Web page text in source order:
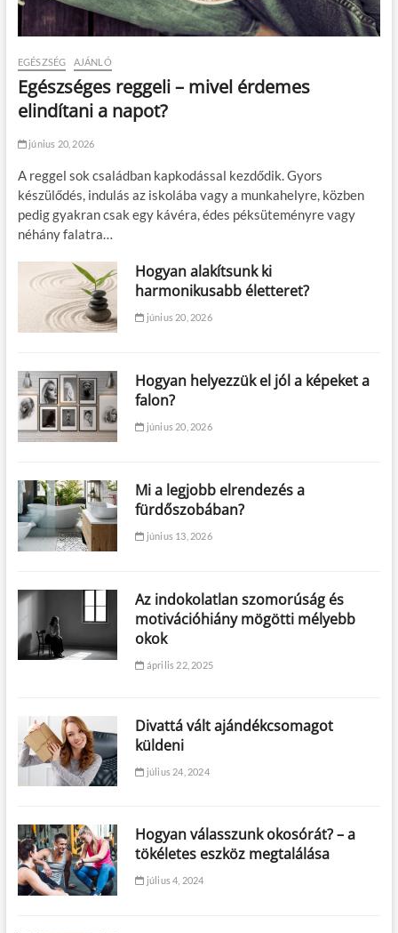
EGÉSZSÉG AJÁNLÓ
Egészséges reggeli – mivel érdemes
elindítani a napot?
június 20, 2026
A reggel sok családban kapkodással kezdődik. Gyors
készülődés, indulás az iskolába vagy a munkahelyre, közben
pedig gyakran csak egy kávéra, édes péksüteményre vagy
néhány falatra…
Hogyan alakítsunk ki
harmonikusabb életteret?
június 20, 2026
Hogyan helyezzük el jól a képeket a
falon?
június 20, 2026
Mi a legjobb elrendezés a
fürdőszobában?
június 13, 2026
Az indokolatlan szomorúság és
motivációhiány mögötti mélyebb
okok
április 22, 2025
Divattá vált ajándékcsomagot
küldeni
július 24, 2024
Hogyan válasszunk okosórát? – a
tökéletes eszköz megtalálása
július 4, 2024